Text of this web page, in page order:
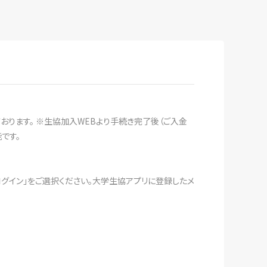
ります。 ※生協加入WEBより手続き完了後（ご入金
す。
イン」をご選択ください。大学生協アプリに登録したメ